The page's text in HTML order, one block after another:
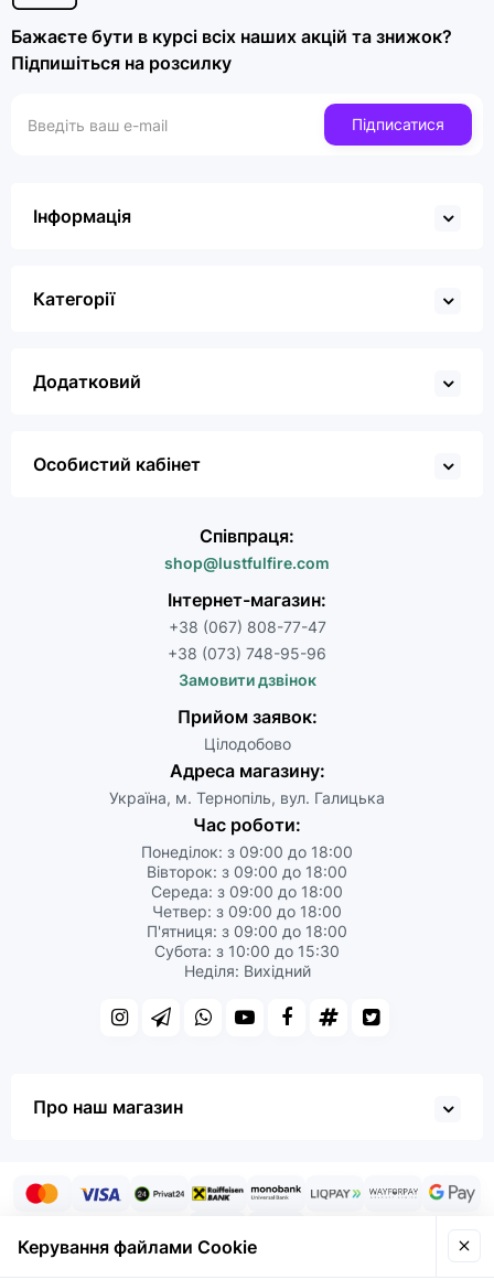
Бажаєте бути в курсі всіх наших акцій та знижок?
Підпишіться на розсилку
Підписатися
Інформація
Категорії
Додатковий
Особистий кабінет
Співпраця:
shop@lustfulfire.com
Інтернет-магазин:
+38 (067) 808-77-47
+38 (073) 748-95-96
Замовити дзвінок
Прийом заявок:
Цілодобово
Адреса магазину:
Україна, м. Тернопіль, вул. Галицька
Час роботи:
Понеділок: з 09:00 до 18:00
Вівторок: з 09:00 до 18:00
Середа: з 09:00 до 18:00
Четвер: з 09:00 до 18:00
П'ятниця: з 09:00 до 18:00
Субота: з 10:00 до 15:30
Неділя: Вихідний
Про наш магазин
Керування файлами Cookie